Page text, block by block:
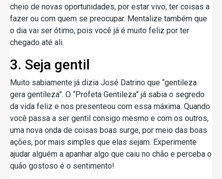
cheio de novas oportunidades, por estar vivo, ter coisas a
fazer ou com quem se preocupar. Mentalize também que
o dia vai ser ótimo, pois você já é muito feliz por ter
chegado até ali.
3. Seja gentil
Muito sabiamente já dizia José Datrino que “gentileza
gera gentileza”. O “Profeta Gentileza” já sabia o segredo
da vida feliz e nos presenteou com essa máxima. Quando
você passa a ser gentil consigo mesmo e com os outros,
uma nova onda de coisas boas surge, por meio das boas
ações, por mais simples que elas sejam. Experimente
ajudar alguém a apanhar algo que caiu no chão e perceba o
quão gostoso é o sentimento!